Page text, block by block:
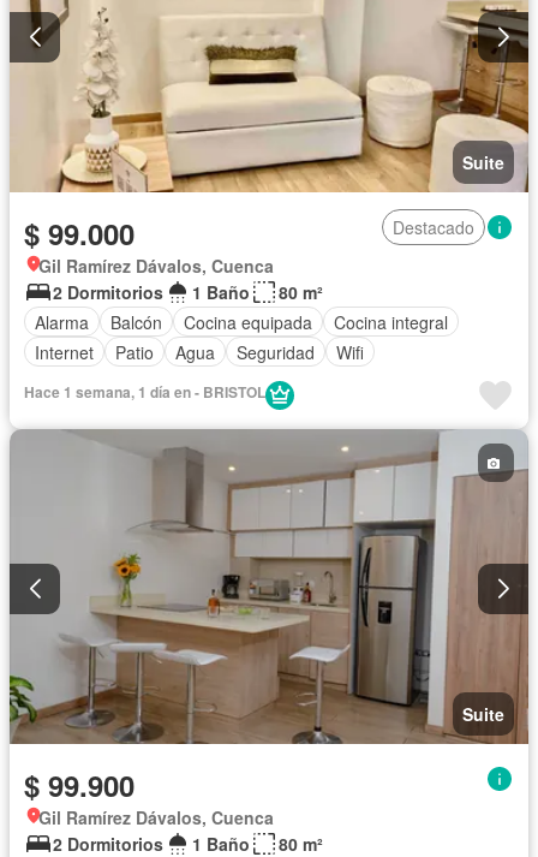
Suite
$ 99.000
Destacado
Gil Ramírez Dávalos, Cuenca
2 Dormitorios
1 Baño
80 m²
Alarma
Balcón Cocina equipada
Cocina integral
Internet
Patio Agua Seguridad Wifi
Hace 1 semana, 1 día en - BRISTOL
Suite
$ 99.900
Gil Ramírez Dávalos, Cuenca
2 Dormitorios
1 Baño
80 m²